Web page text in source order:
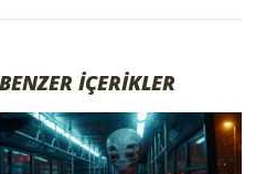
BENZER İÇERİKLER